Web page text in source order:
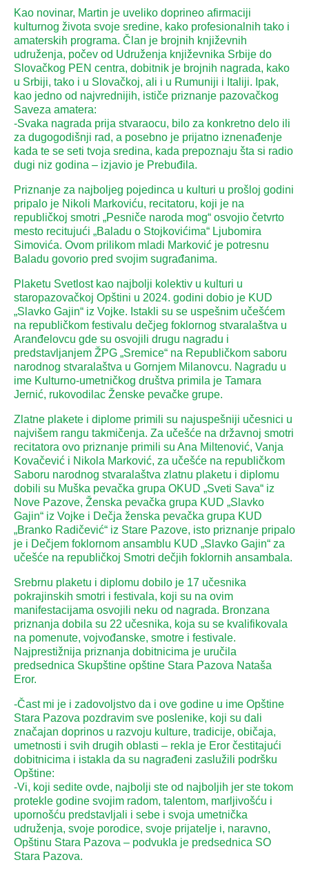
Kao novinar, Martin je uveliko doprineo afirmaciji
kulturnog života svoje sredine, kako profesionalnih tako i
amaterskih programa. Član je brojnih književnih
udruženja, počev od Udruženja književnika Srbije do
Slovačkog PEN centra, dobitnik je brojnih nagrada, kako
u Srbiji, tako i u Slovačkoj, ali i u Rumuniji i Italiji. Ipak,
kao jedno od najvrednijih, ističe priznanje pazovačkog
Saveza amatera:
-Svaka nagrada prija stvaraocu, bilo za konkretno delo ili
za dugogodišnji rad, a posebno je prijatno iznenađenje
kada te se seti tvoja sredina, kada prepoznaju šta si radio
dugi niz godina – izjavio je Prebuđila.
Priznanje za najboljeg pojedinca u kulturi u prošloj godini
pripalo je Nikoli Markoviću, recitatoru, koji je na
republičkoj smotri „Pesniče naroda mog“ osvojio četvrto
mesto recitujući „Baladu o Stojkovićima“ Ljubomira
Simovića. Ovom prilikom mladi Marković je potresnu
Baladu govorio pred svojim sugrađanima.
Plaketu Svetlost kao najbolji kolektiv u kulturi u
staropazovačkoj Opštini u 2024. godini dobio je KUD
„Slavko Gajin“ iz Vojke. Istakli su se uspešnim učešćem
na republičkom festivalu dečjeg foklornog stvaralaštva u
Aranđelovcu gde su osvojili drugu nagradu i
predstavljanjem ŽPG „Sremice“ na Republičkom saboru
narodnog stvaralaštva u Gornjem Milanovcu. Nagradu u
ime Kulturno-umetničkog društva primila je Tamara
Jernić, rukovodilac Ženske pevačke grupe.
Zlatne plakete i diplome primili su najuspešniji učesnici u
najvišem rangu takmičenja. Za učešće na državnoj smotri
recitatora ovo priznanje primili su Ana Miltenović, Vanja
Kovačević i Nikola Marković, za učešće na republičkom
Saboru narodnog stvaralaštva zlatnu plaketu i diplomu
dobili su Muška pevačka grupa OKUD „Sveti Sava“ iz
Nove Pazove, Ženska pevačka grupa KUD „Slavko
Gajin“ iz Vojke i Dečja ženska pevačka grupa KUD
„Branko Radičević“ iz Stare Pazove, isto priznanje pripalo
je i Dečjem foklornom ansamblu KUD „Slavko Gajin“ za
učešće na republičkoj Smotri dečjih foklornih ansambala.
Srebrnu plaketu i diplomu dobilo je 17 učesnika
pokrajinskih smotri i festivala, koji su na ovim
manifestacijama osvojili neku od nagrada. Bronzana
priznanja dobila su 22 učesnika, koja su se kvalifikovala
na pomenute, vojvođanske, smotre i festivale.
Najprestižnija priznanja dobitnicima je uručila
predsednica Skupštine opštine Stara Pazova Nataša
Eror.
-Čast mi je i zadovoljstvo da i ove godine u ime Opštine
Stara Pazova pozdravim sve poslenike, koji su dali
značajan doprinos u razvoju kulture, tradicije, običaja,
umetnosti i svih drugih oblasti – rekla je Eror čestitajući
dobitnicima i istakla da su nagrađeni zaslužili podršku
Opštine:
-Vi, koji sedite ovde, najbolji ste od najboljih jer ste tokom
protekle godine svojim radom, talentom, marljivošću i
upornošću predstavljali i sebe i svoja umetnička
udruženja, svoje porodice, svoje prijatelje i, naravno,
Opštinu Stara Pazova – podvukla je predsednica SO
Stara Pazova.